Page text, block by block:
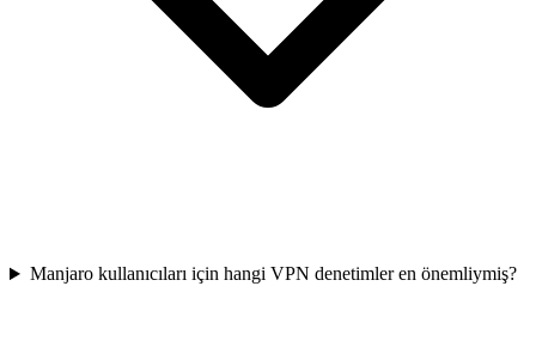
Manjaro kullanıcıları için hangi VPN denetimler en önemliymiş?